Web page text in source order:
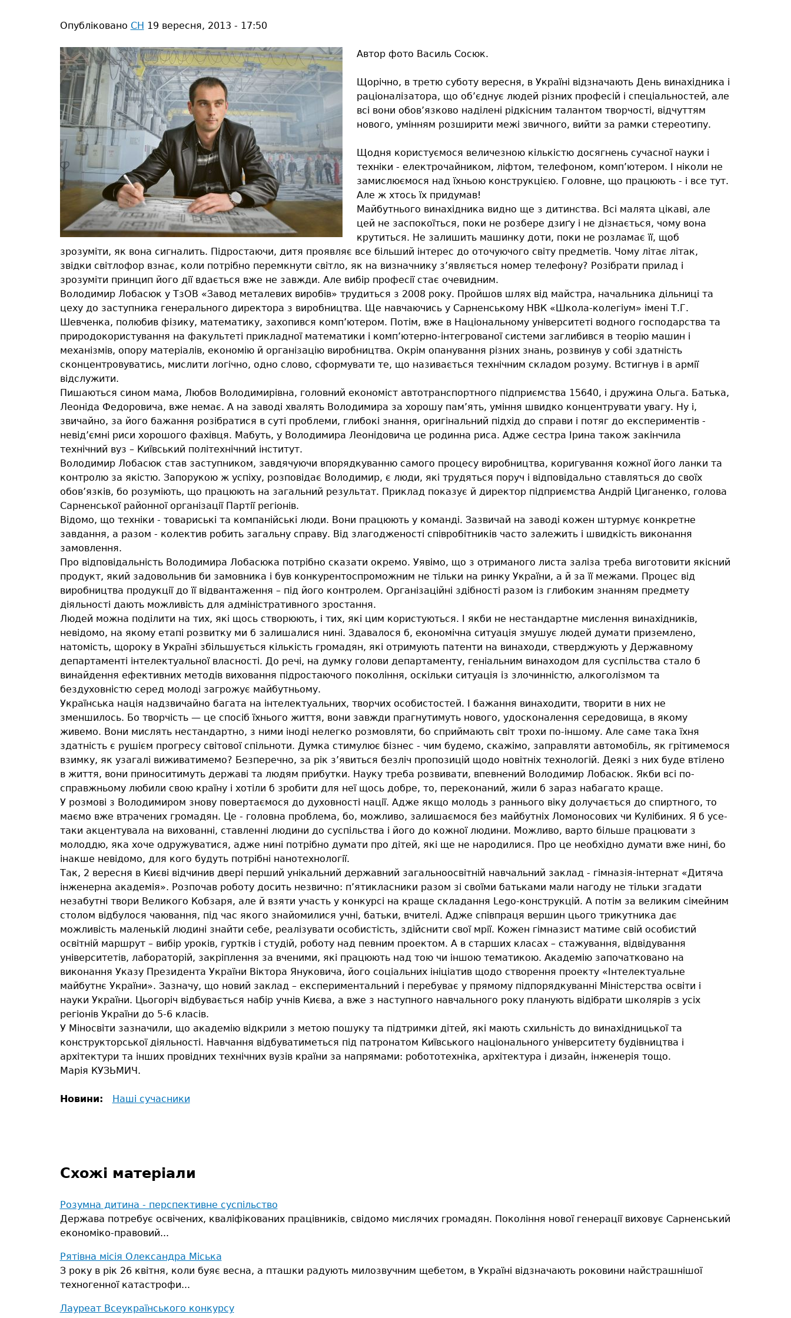
Опубліковано СН 19 вересня, 2013 - 17:50
Автор фото Василь Сосюк.
Щорічно, в третю суботу вересня, в Україні відзначають День винахідника і
раціоналізатора, що об’єднує людей різних професій і спеціальностей, але
всі вони обов’язково наділені рідкісним талантом творчості, відчуттям
нового, умінням розширити межі звичного, вийти за рамки стереотипу.
Щодня користуємося величезною кількістю досягнень сучасної науки і
техніки - електрочайником, ліфтом, телефоном, комп’ютером. І ніколи не
замислюємося над їхньою конструкцією. Головне, що працюють - і все тут.
Але ж хтось їх придумав!
Майбутнього винахідника видно ще з дитинства. Всі малята цікаві, але
цей не заспокоїться, поки не розбере дзиґу і не дізнається, чому вона
крутиться. Не залишить машинку доти, поки не розламає її, щоб
зрозуміти, як вона сигналить. Підростаючи, дитя проявляє все більший інтерес до оточуючого світу предметів. Чому літає літак,
звідки світлофор взнає, коли потрібно перемкнути світло, як на визначнику з’являється номер телефону? Розібрати прилад і
зрозуміти принцип його дії вдається вже не завжди. Але вибір професії стає очевидним.
Володимир Лобасюк у ТзОВ «Завод металевих виробів» трудиться з 2008 року. Пройшов шлях від майстра, начальника дільниці та
цеху до заступника генерального директора з виробництва. Ще навчаючись у Сарненському НВК «Школа-колегіум» імені Т.Г.
Шевченка, полюбив фізику, математику, захопився комп’ютером. Потім, вже в Національному університеті водного господарства та
природокористування на факультеті прикладної математики і комп’ютерно-інтегрованої системи заглибився в теорію машин і
механізмів, опору матеріалів, економію й організацію виробництва. Окрім опанування різних знань, розвинув у собі здатність
сконцентровуватись, мислити логічно, одно слово, сформувати те, що називається технічним складом розуму. Встигнув і в армії
відслужити.
Пишаються сином мама, Любов Володимирівна, головний економіст автотранспортного підприємства 15640, і дружина Ольга. Батька,
Леоніда Федоровича, вже немає. А на заводі хвалять Володимира за хорошу пам’ять, уміння швидко концентрувати увагу. Ну і,
звичайно, за його бажання розібратися в суті проблеми, глибокі знання, оригінальний підхід до справи і потяг до експериментів -
невід’ємні риси хорошого фахівця. Мабуть, у Володимира Леонідовича це родинна риса. Адже сестра Ірина також закінчила
технічний вуз – Київський політехнічний інститут.
Володимир Лобасюк став заступником, завдячуючи впорядкуванню самого процесу виробництва, коригування кожної його ланки та
контролю за якістю. Запорукою ж успіху, розповідає Володимир, є люди, які трудяться поруч і відповідально ставляться до своїх
обов’язків, бо розуміють, що працюють на загальний результат. Приклад показує й директор підприємства Андрій Циганенко, голова
Сарненської районної організації Партії регіонів.
Відомо, що техніки - товариські та компанійські люди. Вони працюють у команді. Зазвичай на заводі кожен штурмує конкретне
завдання, а разом - колектив робить загальну справу. Від злагодженості співробітників часто залежить і швидкість виконання
замовлення.
Про відповідальність Володимира Лобасюка потрібно сказати окремо. Уявімо, що з отриманого листа заліза треба виготовити якісний
продукт, який задовольнив би замовника і був конкурентоспроможним не тільки на ринку України, а й за її межами. Процес від
виробництва продукції до її відвантаження – під його контролем. Організаційні здібності разом із глибоким знанням предмету
діяльності дають можливість для адміністративного зростання.
Людей можна поділити на тих, які щось створюють, і тих, які цим користуються. І якби не нестандартне мислення винахідників,
невідомо, на якому етапі розвитку ми б залишалися нині. Здавалося б, економічна ситуація змушує людей думати приземлено,
натомість, щороку в Україні збільшується кількість громадян, які отримують патенти на винаходи, стверджують у Державному
департаменті інтелектуальної власності. До речі, на думку голови департаменту, геніальним винаходом для суспільства стало б
винайдення ефективних методів виховання підростаючого покоління, оскільки ситуація із злочинністю, алкоголізмом та
бездуховністю серед молоді загрожує майбутньому.
Українська нація надзвичайно багата на інтелектуальних, творчих особистостей. І бажання винаходити, творити в них не
зменшилось. Бо творчість — це спосіб їхнього життя, вони завжди прагнутимуть нового, удосконалення середовища, в якому
живемо. Вони мислять нестандартно, з ними іноді нелегко розмовляти, бо сприймають світ трохи по-іншому. Але саме така їхня
здатність є рушієм прогресу світової спільноти. Думка стимулює бізнес - чим будемо, скажімо, заправляти автомобіль, як грітимемося
взимку, як узагалі виживатимемо? Безперечно, за рік з’явиться безліч пропозицій щодо новітніх технологій. Деякі з них буде втілено
в життя, вони приноситимуть державі та людям прибутки. Науку треба розвивати, впевнений Володимир Лобасюк. Якби всі по-
справжньому любили свою країну і хотіли б зробити для неї щось добре, то, переконаний, жили б зараз набагато краще.
У розмові з Володимиром знову повертаємося до духовності нації. Адже якщо молодь з раннього віку долучається до спиртного, то
маємо вже втрачених громадян. Це - головна проблема, бо, можливо, залишаємося без майбутніх Ломоносових чи Кулібиних. Я б усе-
таки акцентувала на вихованні, ставленні людини до суспільства і його до кожної людини. Можливо, варто більше працювати з
молоддю, яка хоче одружуватися, адже нині потрібно думати про дітей, які ще не народилися. Про це необхідно думати вже нині, бо
інакше невідомо, для кого будуть потрібні нанотехнології.
Так, 2 вересня в Києві відчинив двері перший унікальний державний загальноосвітній навчальний заклад - гімназія-інтернат «Дитяча
інженерна академія». Розпочав роботу досить незвично: п’ятикласники разом зі своїми батьками мали нагоду не тільки згадати
незабутні твори Великого Кобзаря, але й взяти участь у конкурсі на краще складання Lego-конструкцій. А потім за великим сімейним
столом відбулося чаювання, під час якого знайомилися учні, батьки, вчителі. Адже співпраця вершин цього трикутника дає
можливість маленькій людині знайти себе, реалізувати особистість, здійснити свої мрії. Кожен гімназист матиме свій особистий
освітній маршрут – вибір уроків, гуртків і студій, роботу над певним проектом. А в старших класах – стажування, відвідування
університетів, лабораторій, закріплення за вченими, які працюють над тою чи іншою тематикою. Академію започатковано на
виконання Указу Президента України Віктора Януковича, його соціальних ініціатив щодо створення проекту «Інтелектуальне
майбутнє України». Зазначу, що новий заклад – експериментальний і перебуває у прямому підпорядкуванні Міністерства освіти і
науки України. Цьогоріч відбувається набір учнів Києва, а вже з наступного навчального року планують відібрати школярів з усіх
регіонів України до 5-6 класів.
У Міносвіти зазначили, що академію відкрили з метою пошуку та підтримки дітей, які мають схильність до винахідницької та
конструкторської діяльності. Навчання відбуватиметься під патронатом Київського національного університету будівництва і
архітектури та інших провідних технічних вузів країни за напрямами: робототехніка, архітектура і дизайн, інженерія тощо.
Марія КУЗЬМИЧ.
Новини: Наші сучасники
Схожі матеріали
Розумна дитина - перспективне суспільство
Держава потребує освічених, кваліфікованих працівників, свідомо мислячих громадян. Покоління нової генерації виховує Сарненський
економіко-правовий...
Рятівна місія Олександра Міська
З року в рік 26 квітня, коли буяє весна, а пташки радують милозвучним щебетом, в Україні відзначають роковини найстрашнішої
техногенної катастрофи...
Лауреат Всеукраїнського конкурсу